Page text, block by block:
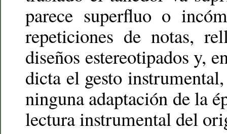
parece superfluo o
repeticiones de notas,
diseños estereotipados y,
dicta el gesto
ninguna adaptación de la
lectura instrumental del